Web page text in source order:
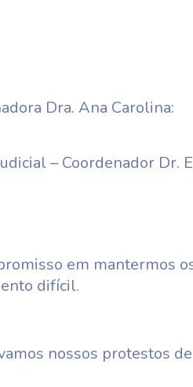
Dra. Ana Carolina:
– Coordenador Dr.
em mantermos
difícil.
nossos protestos